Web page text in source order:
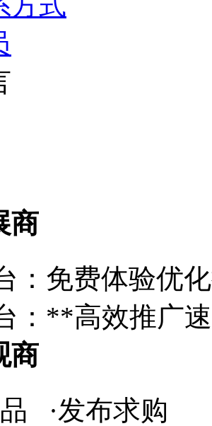
商
：免费体验优
：**高效推广
商
·发布求购